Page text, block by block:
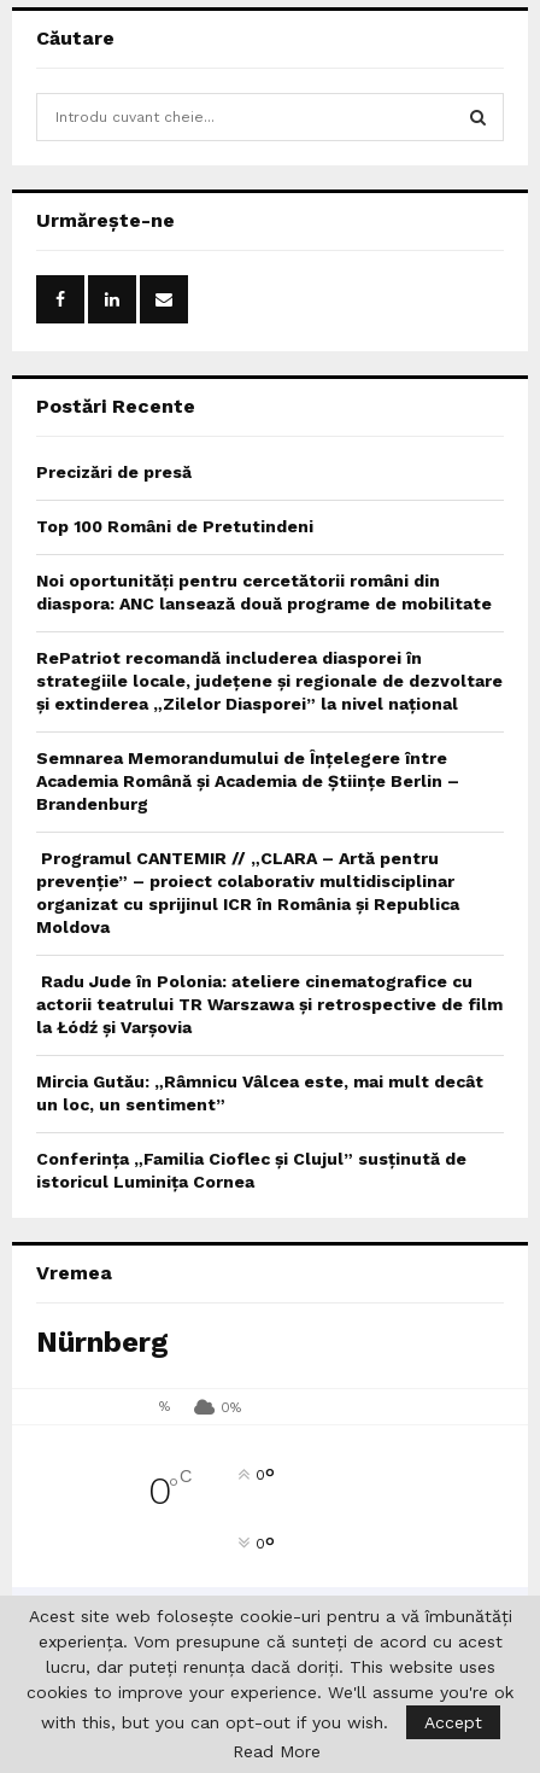
Căutare
h
Urmărește-ne
Postări Recente
Precizări de presă
Top 100 Români de Pretutindeni
Noi oportunități pentru cercetătorii români din
diaspora: ANC lansează două programe de mobilitate
RePatriot recomandă includerea diasporei în
strategiile locale, județene și regionale de dezvoltare
și extinderea „Zilelor Diasporei” la nivel național
Semnarea Memorandumului de Înțelegere între
Academia Română și Academia de Științe Berlin –
Brandenburg
Programul CANTEMIR // „CLARA – Artă pentru
prevenție” – proiect colaborativ multidisciplinar
organizat cu sprijinul ICR în România și Republica
Moldova
Radu Jude în Polonia: ateliere cinematografice cu
actorii teatrului TR Warszawa și retrospective de film
la Łódź și Varșovia
Mircia Gutău: „Râmnicu Vâlcea este, mai mult decât
un loc, un sentiment”
Conferința „Familia Cioflec și Clujul” susținută de
istoricul Luminița Cornea
Vremea
Nürnberg
% 0%
0°C 0°
0°
13°
JOI
13°
VIN
12°
SÂM
13 °
DUM
10°
LUN
Editoriale
Acest site web folosește cookie-uri pentru a vă îmbunătăți
experiența. Vom presupune că sunteți de acord cu acest
lucru, dar puteți renunța dacă doriți. This website uses
cookies to improve your experience. We'll assume you're ok
with this, but you can opt-out if you wish.
Accept
Read More